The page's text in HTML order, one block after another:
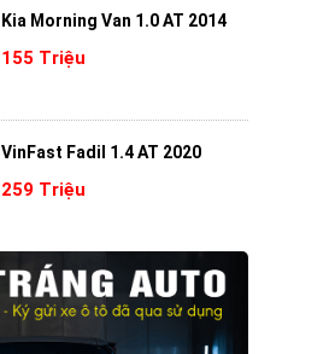
Kia Morning Van 1.0 AT 2014
155 Triệu
VinFast Fadil 1.4 AT 2020
259 Triệu